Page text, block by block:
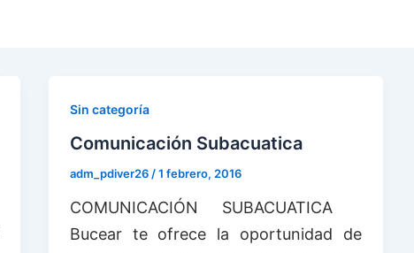
Sin categoría
Comunicación Subacuatica
adm_pdiver26 /1 febrero, 2016
COMUNICACIÓN SUBACUATICA
Bucear te ofrece la oportunidad de